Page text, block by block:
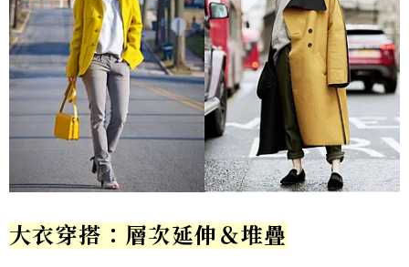
大衣穿搭：層次延伸＆堆疊